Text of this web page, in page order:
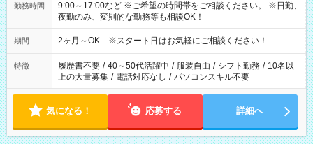
勤務時間
9:00～17:00など ※ご希望の時間帯をご相談ください。 ※日勤、
夜勤のみ、変則的な勤務等も相談OK！
期間 2ヶ月～OK ※スタート日はお気軽にご相談ください！
特徴 履歴書不要 / 40～50代活躍中 / 服装自由 / シフト勤務 / 10名以
上の大量募集 / 電話対応なし / パソコンスキル不要
気になる！ 応募する 詳細へ